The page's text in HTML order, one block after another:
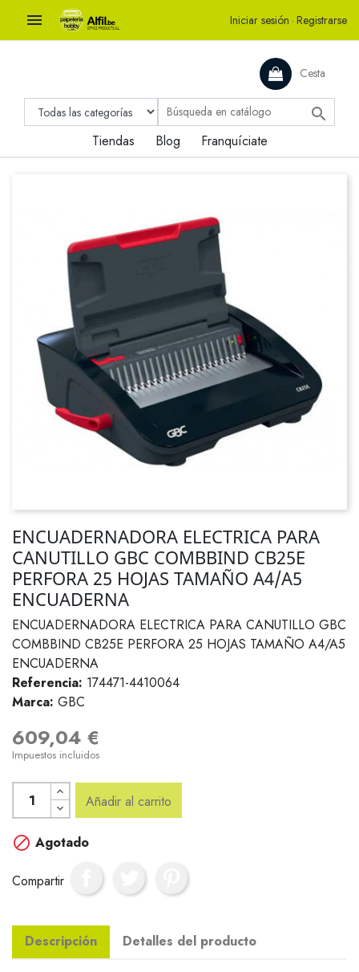
 Iniciar sesión · Registrarse
Cesta

Tiendas Blog Franquíciate
ENCUADERNADORA ELECTRICA PARA
CANUTILLO GBC COMBBIND CB25E
PERFORA 25 HOJAS TAMAÑO A4/A5
ENCUADERNA
ENCUADERNADORA ELECTRICA PARA CANUTILLO GBC
COMBBIND CB25E PERFORA 25 HOJAS TAMAÑO A4/A5
ENCUADERNA
Referencia: 174471-4410064
Marca: GBC
609,04 €
Impuestos incluidos
Añadir al carrito
 Agotado
Compartir
Descripción Detalles del producto